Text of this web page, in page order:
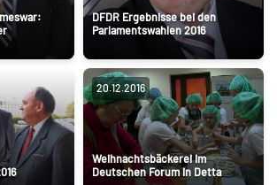
DFDR Ergebnisse bei den
Parlamentswahlen 2016
20.12.2016
Weihnachtsbäckerei im
Deutschen Forum in Detta